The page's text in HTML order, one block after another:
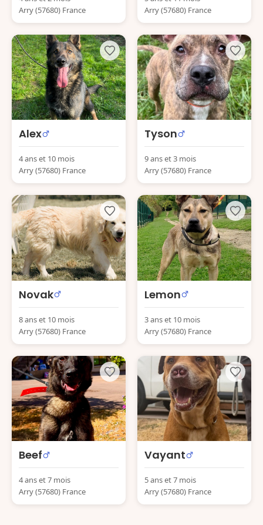
Arry (57680) France
Arry (57680) France
Alex
4 ans et 10 mois
Arry (57680) France
Tyson
9 ans et 3 mois
Arry (57680) France
Novak
8 ans et 10 mois
Arry (57680) France
Lemon
3 ans et 10 mois
Arry (57680) France
Beef
4 ans et 7 mois
Arry (57680) France
Vayant
5 ans et 7 mois
Arry (57680) France